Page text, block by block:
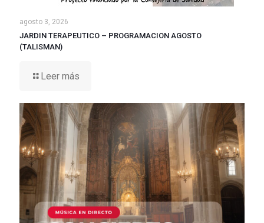
agosto 3, 2026
JARDIN TERAPEUTICO – PROGRAMACION AGOSTO
(TALISMAN)
Leer más